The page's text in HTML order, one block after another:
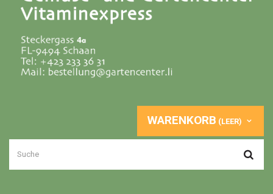
WARENKORB (LEER)